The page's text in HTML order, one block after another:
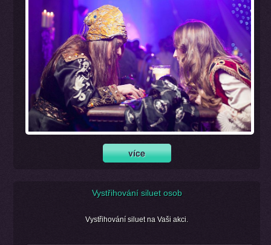
Vystřihování siluet osob
Vystřihování siluet na Vaši akci.